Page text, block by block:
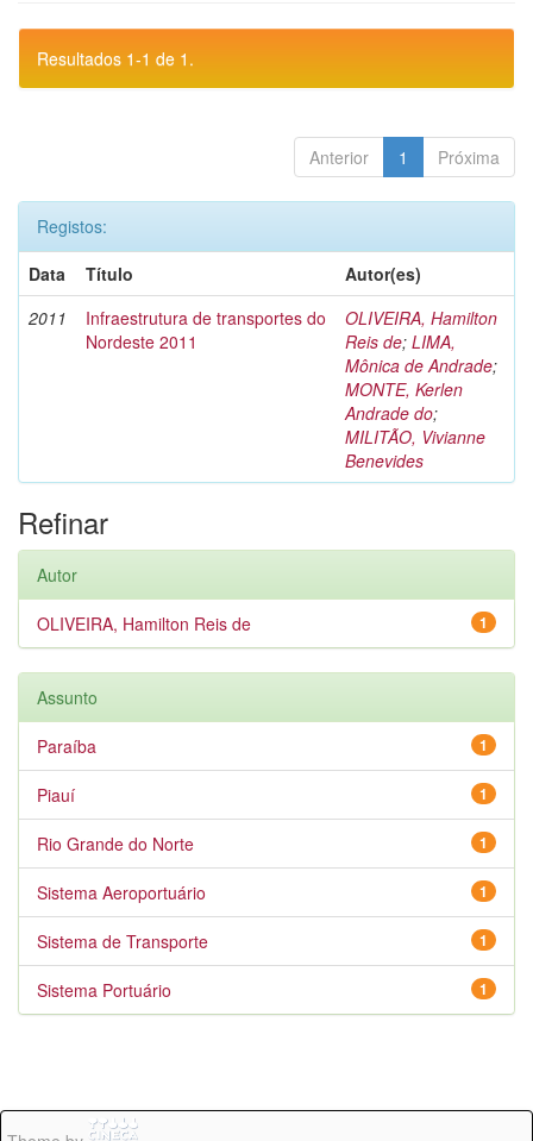
Resultados 1-1 de 1.
Anterior 1 Próxima
Registos:
Data
Título
Autor(es)
2011
Infraestrutura de transportes do
Nordeste 2011
OLIVEIRA, Hamilton
Reis de; LIMA,
Mônica de Andrade;
MONTE, Kerlen
Andrade do;
MILITÃO, Vivianne
Benevides
Refinar
Autor
1
OLIVEIRA, Hamilton Reis de
Assunto
1
Paraíba
1
Piauí
1
Rio Grande do Norte
1
Sistema Aeroportuário
1
Sistema de Transporte
1
Sistema Portuário